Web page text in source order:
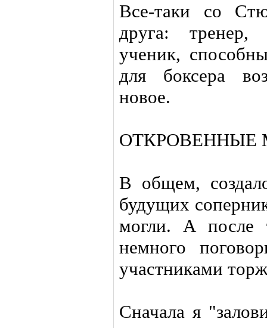
Все-таки со
друга:
ученик,
для боксера
новое.
ОТКРОВЕННЫЕ
В общем,
будущих
могли. А после
немного
участниками
Сначала я